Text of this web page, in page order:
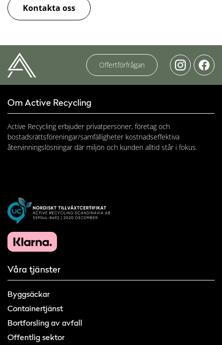
Kontakta oss
Offertförfrågan
Om Active Recycling
Active Recycling erbjuder privatpersoner, företag och
bostadsrättsföreningar/samfälligheter kostnadseffektiva
återvinningslösningar där miljön och kunden alltid står i fokus.
Våra tjänster
Byggsäckar
Containertjänst
Bortforsling av avfall
Offentlig sektor